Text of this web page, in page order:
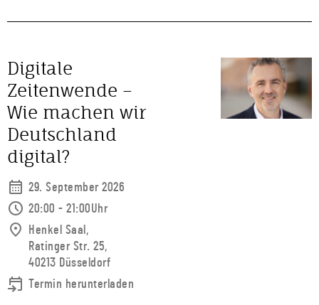
Digitale
Zeitenwende –
Wie machen wir
Deutschland
digital?
29. September 2026
20:00 - 21:00Uhr
Henkel Saal,
Ratinger Str. 25,
40213 Düsseldorf
Termin herunterladen